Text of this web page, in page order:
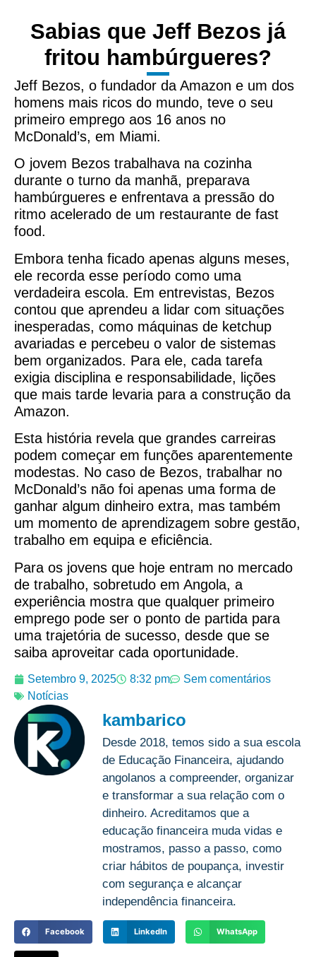
Sabias que Jeff Bezos já
fritou hambúrgueres?
Jeff Bezos, o fundador da Amazon e um dos
homens mais ricos do mundo, teve o seu
primeiro emprego aos 16 anos no
McDonald’s, em Miami.
O jovem Bezos trabalhava na cozinha
durante o turno da manhã, preparava
hambúrgueres e enfrentava a pressão do
ritmo acelerado de um restaurante de fast
food.
Embora tenha ficado apenas alguns meses,
ele recorda esse período como uma
verdadeira escola. Em entrevistas, Bezos
contou que aprendeu a lidar com situações
inesperadas, como máquinas de ketchup
avariadas e percebeu o valor de sistemas
bem organizados. Para ele, cada tarefa
exigia disciplina e responsabilidade, lições
que mais tarde levaria para a construção da
Amazon.
Esta história revela que grandes carreiras
podem começar em funções aparentemente
modestas. No caso de Bezos, trabalhar no
McDonald’s não foi apenas uma forma de
ganhar algum dinheiro extra, mas também
um momento de aprendizagem sobre gestão,
trabalho em equipa e eficiência.
Para os jovens que hoje entram no mercado
de trabalho, sobretudo em Angola, a
experiência mostra que qualquer primeiro
emprego pode ser o ponto de partida para
uma trajetória de sucesso, desde que se
saiba aproveitar cada oportunidade.
Setembro 9, 2025 8:32 pm
Sem comentários
Notícias
kambarico
Desde 2018, temos sido a sua escola
de Educação Financeira, ajudando
angolanos a compreender, organizar
e transformar a sua relação com o
dinheiro. Acreditamos que a
educação financeira muda vidas e
mostramos, passo a passo, como
criar hábitos de poupança, investir
com segurança e alcançar
independência financeira.
Facebook LinkedIn WhatsApp